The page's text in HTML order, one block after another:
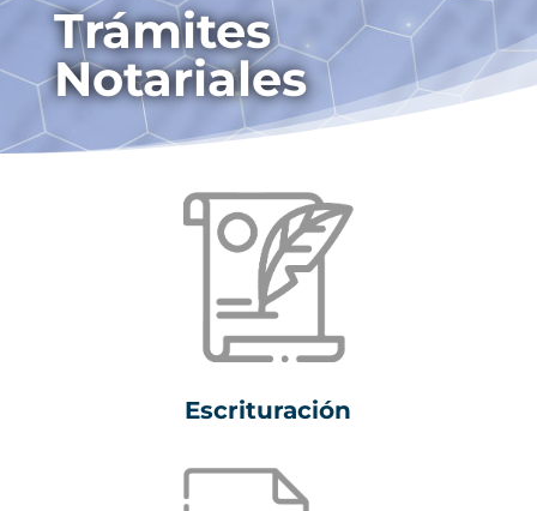
Trámites
Notariales
Escrituración